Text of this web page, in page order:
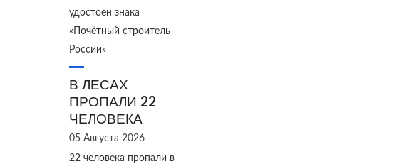
удостоен знака
«Почётный строитель
России»
В ЛЕСАХ
ПРОПАЛИ 22
ЧЕЛОВЕКА
05 Августа 2026
22 человека пропали в